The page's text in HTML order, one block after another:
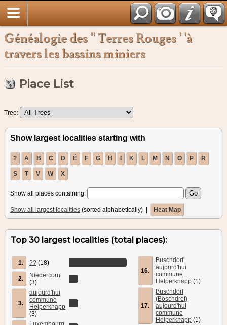
Généalogie des '' Terres Rouges ' 'à
travers les bassins miniers
Place List
Tree:
Show largest localities starting with
? A B C D É F G H I K L M N O P R
S T V W X
Show all places containing:
Show all largest localities (sorted alphabetically) | Heat Map
Top 30 largest localities (total places):
1. ?? (18)
2.
Niedercorn
(3)
3.
aujourd'hui
commune
Helperknapp
(3)
16.
Buschdorf
aujourd'hui
commune
Helperknapp (1)
17.
Buschdorf
(Böschdref)
aujourd'hui
commune
Helperknapp (1)